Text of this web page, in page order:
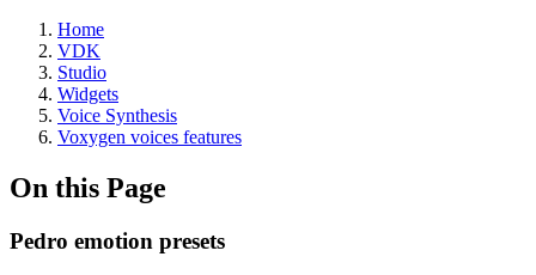
Home
VDK
Studio
Widgets
Voice Synthesis
Voxygen voices features
On this Page
Pedro emotion presets